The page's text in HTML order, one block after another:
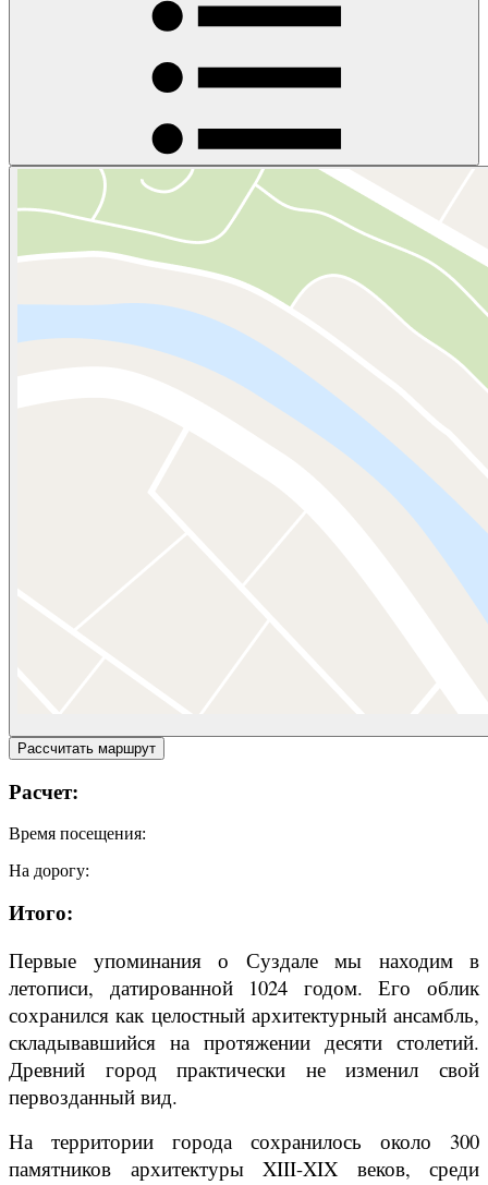
Рассчитать маршрут
Расчет:
Время посещения:
На дорогу:
Итого:
Первые упоминания о Суздале мы находим в
летописи, датированной 1024 годом. Его облик
сохранился как целостный архитектурный ансамбль,
складывавшийся на протяжении десяти столетий.
Древний город практически не изменил свой
первозданный вид.
На территории города сохранилось около 300
памятников архитектуры XIII-XIX веков, среди